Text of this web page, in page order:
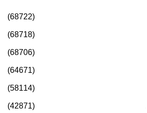
(68722)
(68718)
(68706)
(64671)
(58114)
(42871)